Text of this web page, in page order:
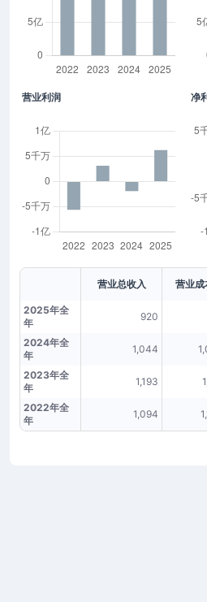
营业利润 净
营业总收入 营业成
2025年全
年
920
2024年全
年
1,044
2023年全
年
1,193
2022年全
年
1,094